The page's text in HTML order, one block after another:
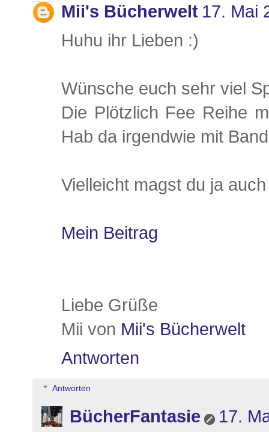
Mii's Bücherwelt 17. Mai
Huhu ihr Lieben :)
Wünsche euch sehr viel
Die Plötzlich Fee Reihe
Hab da irgendwie mit
Vielleicht magst du ja
Mein Beitrag
Liebe Grüße
Mii von Mii's Bücherwelt
Antworten
Antworten
BücherFantasie
17.